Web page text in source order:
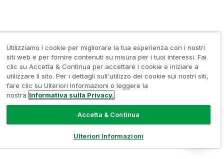
Utilizziamo i cookie per migliorare la tua esperienza con i nostri
siti web e per fornire contenuti su misura per i tuoi interessi. Fai
clic su Accetta & Continua per accettare i cookie e iniziare a
utilizzare il sito. Per i dettagli sull'utilizzo dei cookie sui nostri siti,
fare clic su Ulteriori Informazioni o leggere la
nostra Informativa sulla Privacy.
Accetta & Continua
Ulteriori Informazioni